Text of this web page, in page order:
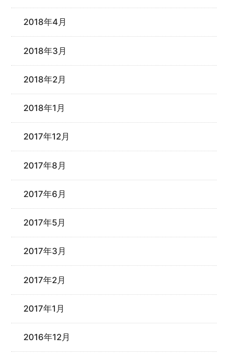
2018年4月
2018年3月
2018年2月
2018年1月
2017年12月
2017年8月
2017年6月
2017年5月
2017年3月
2017年2月
2017年1月
2016年12月